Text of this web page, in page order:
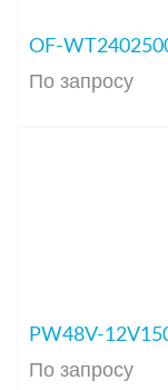
OF-
По запросу
PW48V-
По запросу